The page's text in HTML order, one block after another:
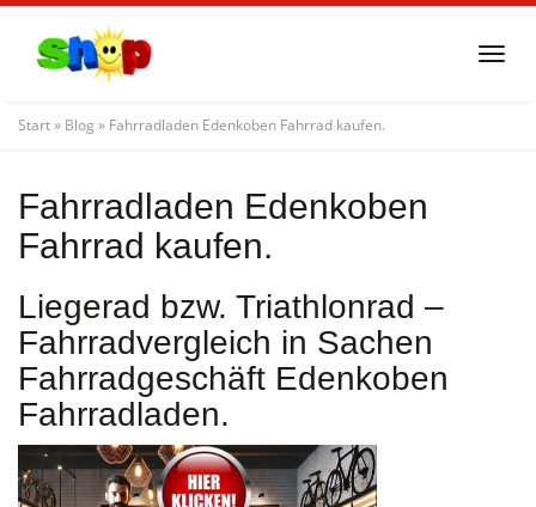
content
Start» Blog » Fahrradladen Edenkoben Fahrrad kaufen.
Fahrradladen Edenkoben
Fahrrad kaufen.
Liegerad bzw. Triathlonrad –
Fahrradvergleich in Sachen
Fahrradgeschäft Edenkoben
Fahrradladen.